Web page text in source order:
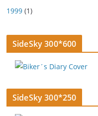
1999 (1)
SideSky 300*600
SideSky 300*250